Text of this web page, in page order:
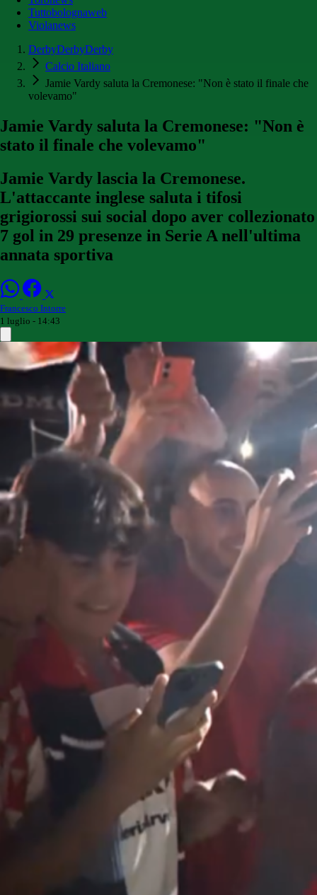
Tuttobolognaweb
Violanews
DerbyDerbyDerby
Calcio Italiano
Jamie Vardy saluta la Cremonese: "Non è stato il finale che
volevamo"
Jamie Vardy saluta la Cremonese: "Non è
stato il finale che volevamo"
Jamie Vardy lascia la Cremonese.
L'attaccante inglese saluta i tifosi
grigiorossi sui social dopo aver collezionato
7 gol in 29 presenze in Serie A nell'ultima
annata sportiva
Francesco Intorre
1 luglio - 14:43